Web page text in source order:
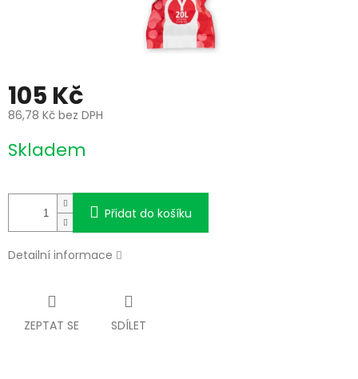
105 Kč
86,78 Kč bez DPH
cena:
Skladem
Přidat do košíku
Detailní informace
ZEPTAT SE SDÍLET